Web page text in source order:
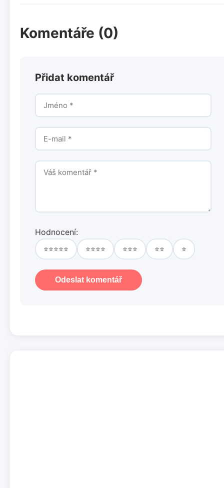
Komentáře (0)
Přidat komentář
Hodnocení:
⭐⭐⭐⭐⭐ ⭐⭐⭐⭐ ⭐⭐⭐ ⭐⭐ ⭐
Odeslat komentář